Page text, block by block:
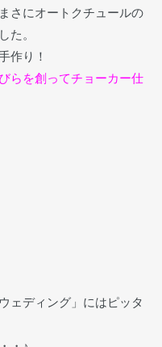
さにオートクチュールの
た。
作り！
らを創ってチョーカー仕
ェディング」にはピッタ